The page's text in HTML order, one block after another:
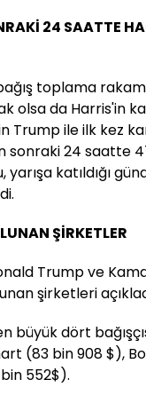
24 SAATTE
toplama
olsa da Harris'in
Trump ile ilk kez
sonraki 24 saatte
yarışa katıldığı
ŞİRKETLER
Trump ve
şirketleri
büyük dört
(83 bin 908 $),
552$).